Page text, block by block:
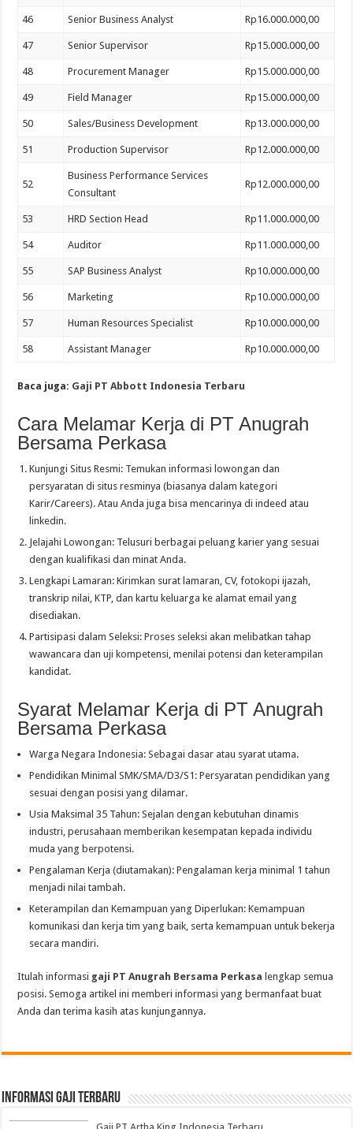
46 Senior Business Analyst Rp16.000.000,00
47 Senior Supervisor Rp15.000.000,00
48 Procurement Manager Rp15.000.000,00
49 Field Manager Rp15.000.000,00
50 Sales/Business Development Rp13.000.000,00
51 Production Supervisor Rp12.000.000,00
52
Business Performance Services
Consultant
Rp12.000.000,00
53 HRD Section Head Rp11.000.000,00
54 Auditor Rp11.000.000,00
55 SAP Business Analyst Rp10.000.000,00
56 Marketing Rp10.000.000,00
57 Human Resources Specialist Rp10.000.000,00
58 Assistant Manager Rp10.000.000,00
Baca juga: Gaji PT Abbott Indonesia Terbaru
Cara Melamar Kerja di PT Anugrah
Bersama Perkasa
Kunjungi Situs Resmi: Temukan informasi lowongan dan
persyaratan di situs resminya (biasanya dalam kategori
Karir/Careers). Atau Anda juga bisa mencarinya di indeed atau
linkedin.
Jelajahi Lowongan: Telusuri berbagai peluang karier yang sesuai
dengan kualifikasi dan minat Anda.
Lengkapi Lamaran: Kirimkan surat lamaran, CV, fotokopi ijazah,
transkrip nilai, KTP, dan kartu keluarga ke alamat email yang
disediakan.
Partisipasi dalam Seleksi: Proses seleksi akan melibatkan tahap
wawancara dan uji kompetensi, menilai potensi dan keterampilan
kandidat.
Syarat Melamar Kerja di PT Anugrah
Bersama Perkasa
Warga Negara Indonesia: Sebagai dasar atau syarat utama.
Pendidikan Minimal SMK/SMA/D3/S1: Persyaratan pendidikan yang
sesuai dengan posisi yang dilamar.
Usia Maksimal 35 Tahun: Sejalan dengan kebutuhan dinamis
industri, perusahaan memberikan kesempatan kepada individu
muda yang berpotensi.
Pengalaman Kerja (diutamakan): Pengalaman kerja minimal 1 tahun
menjadi nilai tambah.
Keterampilan dan Kemampuan yang Diperlukan: Kemampuan
komunikasi dan kerja tim yang baik, serta kemampuan untuk bekerja
secara mandiri.
Itulah informasi gaji PT Anugrah Bersama Perkasa lengkap semua
posisi. Semoga artikel ini memberi informasi yang bermanfaat buat
Anda dan terima kasih atas kunjungannya.
informasi gaji terbaru